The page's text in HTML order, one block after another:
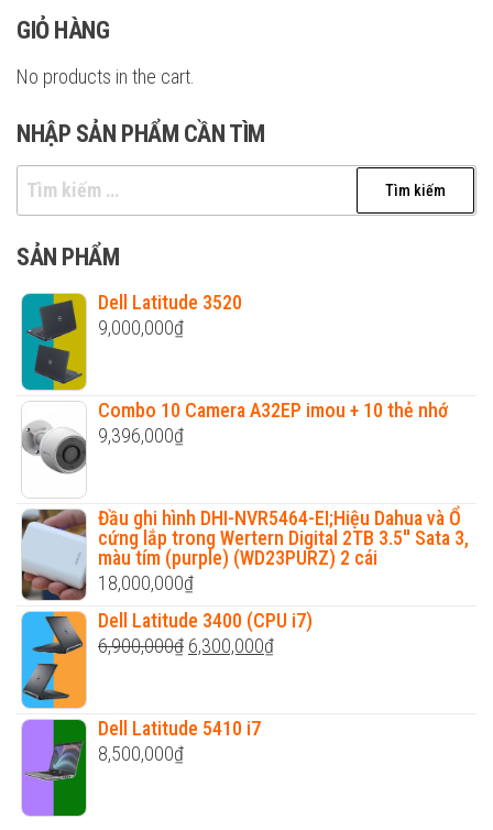
GIỎ HÀNG
No products in the cart.
NHẬP SẢN PHẨM CẦN TÌM
Tìm
kiếm
cho:
SẢN PHẨM
Dell Latitude 3520
9,000,000₫
Combo 10 Camera A32EP imou + 10 thẻ nhớ
9,396,000₫
Đầu ghi hình DHI-NVR5464-EI;Hiệu Dahua và Ổ
cứng lắp trong Wertern Digital 2TB 3.5'' Sata 3,
màu tím (purple) (WD23PURZ) 2 cái
18,000,000₫
Dell Latitude 3400 (CPU i7)
6,900,000₫ Original
6,900,000₫.
6,300,000₫Current
Dell Latitude 5410 i7
8,500,000₫